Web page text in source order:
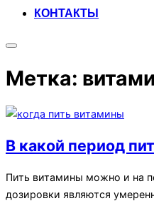
КОНТАКТЫ
Переключить
панель
и
Метка:
В какой период
Пить витамины можно и на
дозировки являются